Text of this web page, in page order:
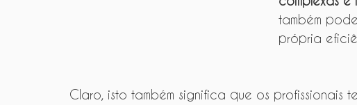
também
própria
Claro, isto também significa que os profissionais